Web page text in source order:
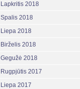
Lapkritis 2018
Spalis 2018
Liepa 2018
Birželis 2018
Gegužė 2018
Rugpjūtis 2017
Liepa 2017